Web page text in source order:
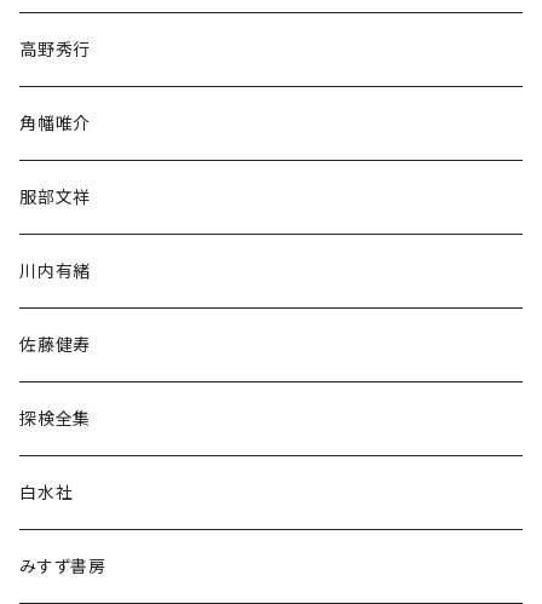
随筆・ノンフィクション・その他
民族・風習
言語・ことば
高野秀行
角幡唯介
服部文祥
川内有緒
佐藤健寿
探検全集
白水社
みすず書房